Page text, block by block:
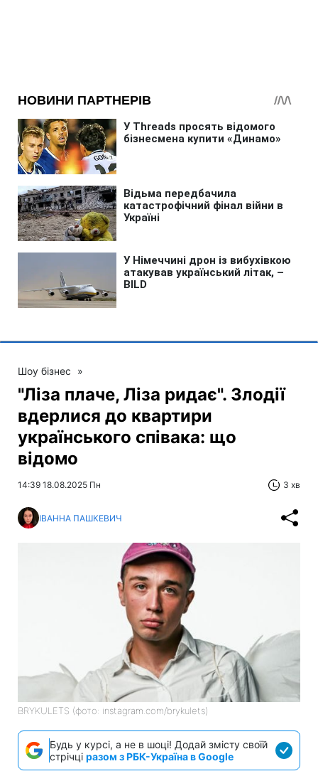
Шоу бізнес »
"Ліза плаче, Ліза ридає". Злодії
вдерлися до квартири
українського співака: що
відомо
14:39 18.08.2025 Пн 3 хв
ІВАННА ПАШКЕВИЧ
BRYKULETS (фото: instagram.com/brykulets)
Будь у курсі, а не в шоці! Додай змісту своїй
стрічці разом з РБК-Україна в Google